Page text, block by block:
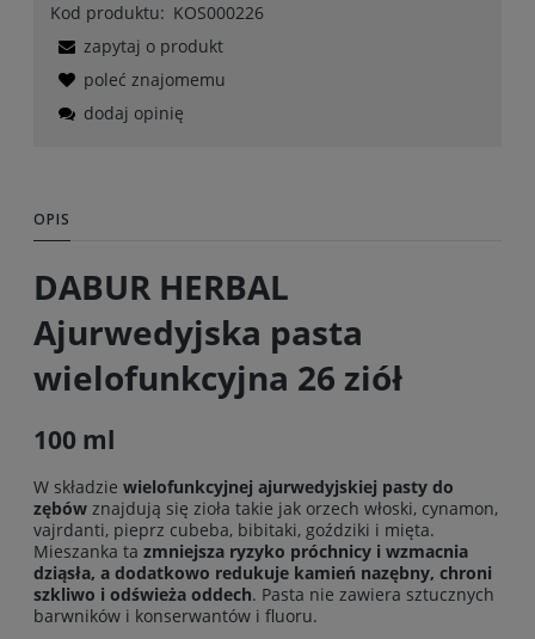
Kod produktu: KOS000226
zapytaj o produkt
poleć znajomemu
dodaj opinię
OPIS
DABUR HERBAL
Ajurwedyjska pasta
wielofunkcyjna 26 ziół
100 ml
W składzie wielofunkcyjnej ajurwedyjskiej pasty do
zębów znajdują się zioła takie jak orzech włoski, cynamon,
vajrdanti, pieprz cubeba, bibitaki, goździki i mięta.
Mieszanka ta zmniejsza ryzyko próchnicy i wzmacnia
dziąsła, a dodatkowo redukuje kamień nazębny, chroni
szkliwo i odświeża oddech. Pasta nie zawiera sztucznych
barwników i konserwantów i fluoru.